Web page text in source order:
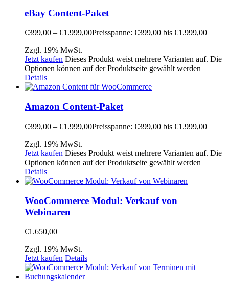
eBay Content-Paket
€399,00 – €1.999,00Preisspanne: €399,00 bis €1.999,00
Zzgl. 19% MwSt.
Jetzt kaufen Dieses Produkt weist mehrere Varianten auf. Die
Optionen können auf der Produktseite gewählt werden
Details
Amazon Content-Paket
€399,00 – €1.999,00Preisspanne: €399,00 bis €1.999,00
Zzgl. 19% MwSt.
Jetzt kaufen Dieses Produkt weist mehrere Varianten auf. Die
Optionen können auf der Produktseite gewählt werden
Details
WooCommerce Modul: Verkauf von
Webinaren
€1.650,00
Zzgl. 19% MwSt.
Jetzt kaufen Details